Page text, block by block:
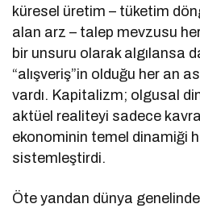
küresel üretim – tüketim
alan arz – talep mevzusu
bir unsuru olarak algılansa
“alışveriş”in olduğu her an
vardı. Kapitalizm; olgusal
aktüel realiteyi sadece
ekonominin temel dinamiği
sistemleştirdi.
Öte yandan dünya